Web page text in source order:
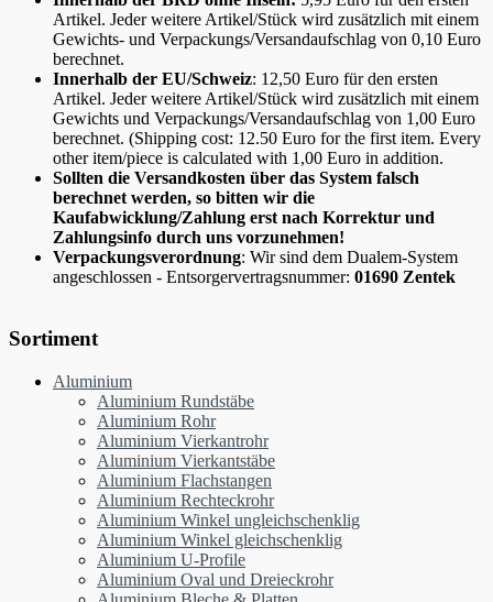
Artikel. Jeder weitere Artikel/Stück wird zusätzlich mit einem
Gewichts- und Verpackungs/Versandaufschlag von 0,10 Euro
berechnet.
Innerhalb der EU/Schweiz: 12,50 Euro für den ersten
Artikel. Jeder weitere Artikel/Stück wird zusätzlich mit einem
Gewichts und Verpackungs/Versandaufschlag von 1,00 Euro
berechnet. (Shipping cost: 12.50 Euro for the first item. Every
other item/piece is calculated with 1,00 Euro in addition.
Sollten die Versandkosten über das System falsch
berechnet werden, so bitten wir die
Kaufabwicklung/Zahlung erst nach Korrektur und
Zahlungsinfo durch uns vorzunehmen!
Verpackungsverordnung: Wir sind dem Dualem-System
angeschlossen - Entsorgervertragsnummer: 01690 Zentek
Sortiment
Aluminium
Aluminium Rundstäbe
Aluminium Rohr
Aluminium Vierkantrohr
Aluminium Vierkantstäbe
Aluminium Flachstangen
Aluminium Rechteckrohr
Aluminium Winkel ungleichschenklig
Aluminium Winkel gleichschenklig
Aluminium U-Profile
Aluminium Oval und Dreieckrohr